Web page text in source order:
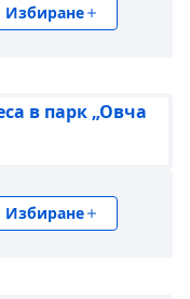
Избиране
в парк „Овча
Избиране